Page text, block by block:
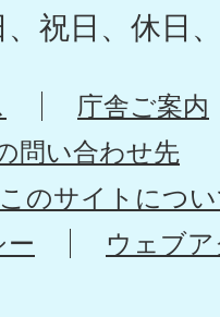
、祝日、休日
庁舎ご案内
問い合わせ先
このサイトにつ
ー
ウェブ